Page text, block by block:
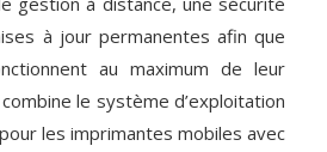
à jour permanentes afin que
au maximum de leur
le système d’exploitation
les imprimantes mobiles avec